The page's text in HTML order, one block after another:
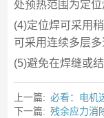
处预热范围为定位
(4)定位焊可采用
可采用连续多层多
(5)避免在焊缝或
上一篇: 必看：电机
下一篇: 残余应力消